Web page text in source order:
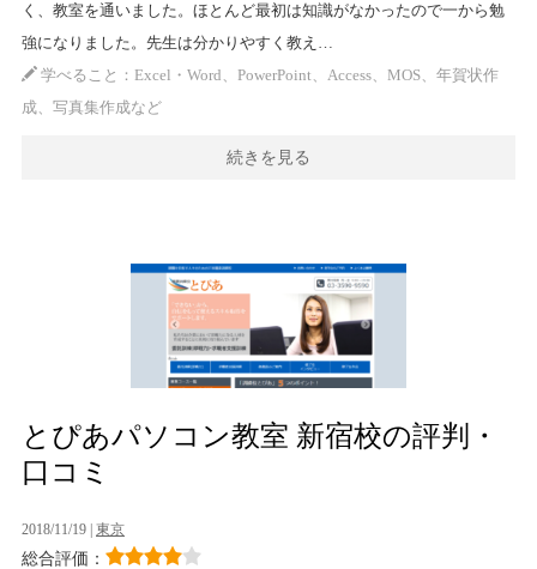
く、教室を通いました。ほとんど最初は知識がなかったので一から勉
強になりました。先生は分かりやすく教え…
学べること：Excel・Word、PowerPoint、Access、MOS、年賀状作
成、写真集作成など
続きを見る
とぴあパソコン教室 新宿校の評判・
口コミ
2018/11/19 | 東京
総合評価：